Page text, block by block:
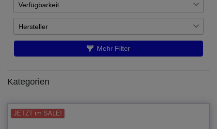
€ ― €
Übernehmen
Verfügbarkeit
Auf Lager 3
Hersteller
Luxumbra 3
Mehr Filter
Kategorien
JETZT im SALE!